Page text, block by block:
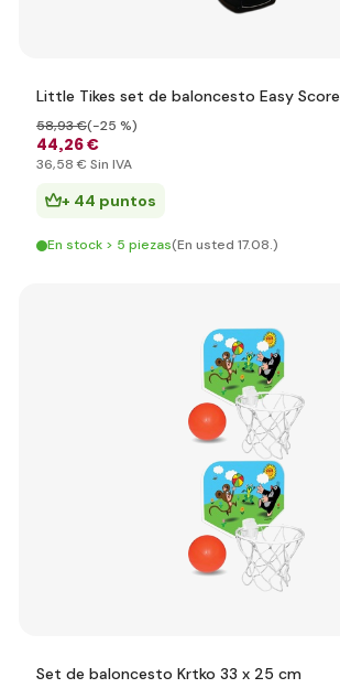
Little Tikes set de baloncesto Easy Score
44,26 €
58,93 €(-25 %)
36,58 € Sin IVA
+ 44 puntos
En stock > 5 piezas(En usted 17.08.)
Set de baloncesto Krtko 33 x 25 cm